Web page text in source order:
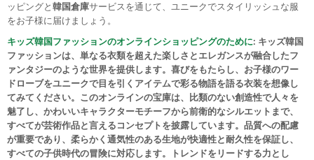
ッピングと 韓国倉庫サービスを通じて、ユニークでスタイリッシュな服
をお子様に届けましょう。
キッズ韓国ファッションのオンラインショッピングのために: キッズ韓国
ファッションは、単なる衣類を超えた楽しさとエレガンスが融合したフ
ァンタジーのような世界を提供します。喜びをもたらし、お子様のワー
ドローブをユニークで目を引くアイテムで彩る物語を語る衣装を想像し
てみてください。このオンラインの宝庫は、
比類のない創造性で人々を
魅了し、かわいいキャラクターモチーフから前衛的なシルエットまで、
すべてが芸術作品と言えるコンセプトを披露しています。 品質への配慮
が重要であり、柔らかく通気性のある生地が快適性と耐久性を保証し、
すべての子供時代の冒険に対応します。
トレンドをリードする力 とし